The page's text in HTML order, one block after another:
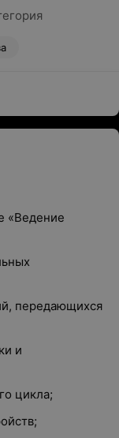
«Ведение
передающихся
и
цикла;